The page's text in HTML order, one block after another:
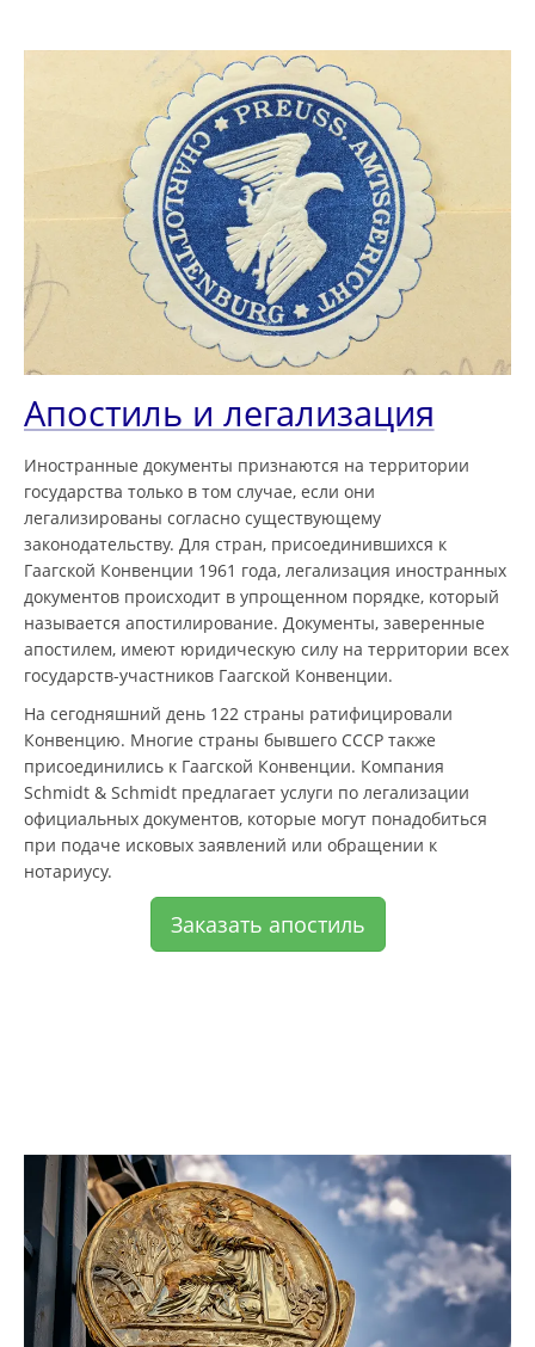
Апостиль и легализация
Иностранные документы признаются на территории
государства только в том случае, если они
легализированы согласно существующему
законодательству. Для стран, присоединившихся к
Гаагской Конвенции 1961 года, легализация иностранных
документов происходит в упрощенном порядке, который
называется апостилирование. Документы, заверенные
апостилем, имеют юридическую силу на территории всех
государств-участников Гаагской Конвенции.
На сегодняшний день 122 страны ратифицировали
Конвенцию. Многие страны бывшего СССР также
присоединились к Гаагской Конвенции. Компания
Schmidt & Schmidt предлагает услуги по легализации
официальных документов, которые могут понадобиться
при подаче исковых заявлений или обращении к
нотариусу.
Заказать апостиль